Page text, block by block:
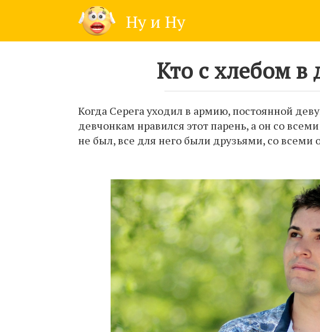
Ну и Ну
Кто с хлебом в
Когда Серега уходил в армию, постоянной
девчонкам нравился этот парень, а он со
не был, все для него были друзьями, со всеми